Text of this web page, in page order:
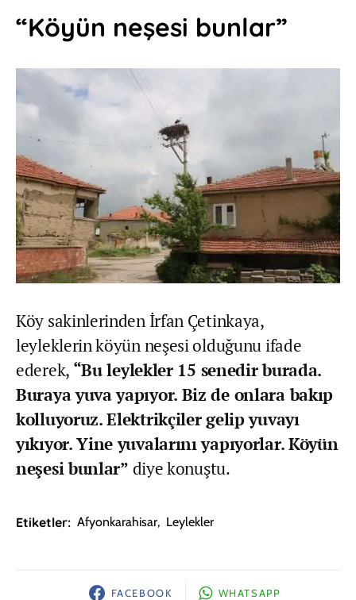
“Köyün neşesi bunlar”
Köy sakinlerinden İrfan Çetinkaya,
leyleklerin köyün neşesi olduğunu ifade
ederek, “Bu leylekler 15 senedir burada.
Buraya yuva yapıyor. Biz de onlara bakıp
kolluyoruz. Elektrikçiler gelip yuvayı
yıkıyor. Yine yuvalarını yapıyorlar. Köyün
neşesi bunlar” diye konuştu.
Etiketler: Afyonkarahisar, Leylekler
FACEBOOK WHATSAPP